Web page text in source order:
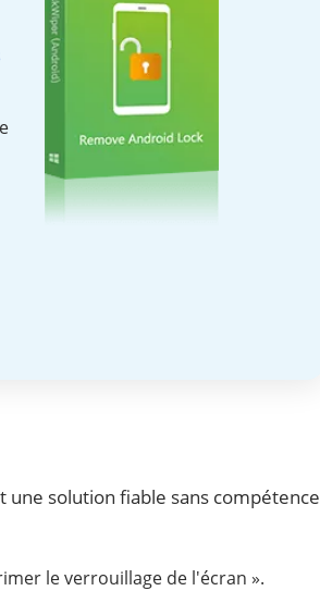
solution fiable sans compétence
le verrouillage de l'écran ».